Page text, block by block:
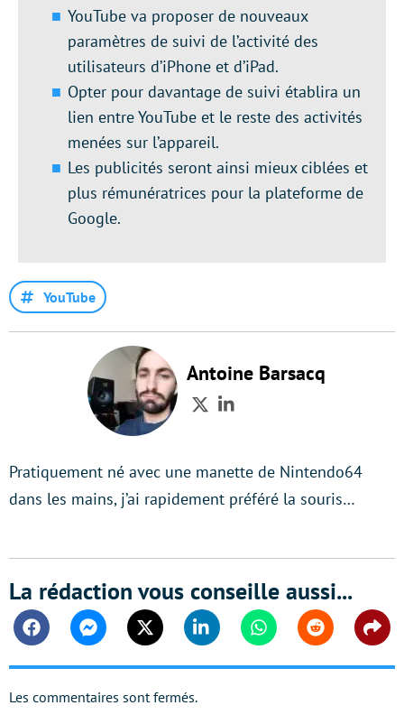
YouTube va proposer de nouveaux
paramètres de suivi de l’activité des
utilisateurs d’iPhone et d’iPad.
Opter pour davantage de suivi établira un
lien entre YouTube et le reste des activités
menées sur l’appareil.
Les publicités seront ainsi mieux ciblées et
plus rémunératrices pour la plateforme de
Google.
YouTube
Antoine Barsacq
TwitterLinkedIn
Pratiquement né avec une manette de Nintendo64
dans les mains, j’ai rapidement préféré la souris…
La rédaction vous conseille aussi...
FacebookMessengerTwitter Linkedin WhatsappReddit
Les commentaires sont fermés.